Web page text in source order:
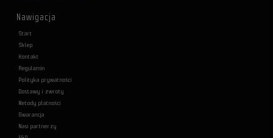
Nawigacja
Start
Sklep
Kontakt
Regulamin
Polityka prywatności
Dostawy i zwroty
Metody płatności
Gwarancja
Nasi partnerzy